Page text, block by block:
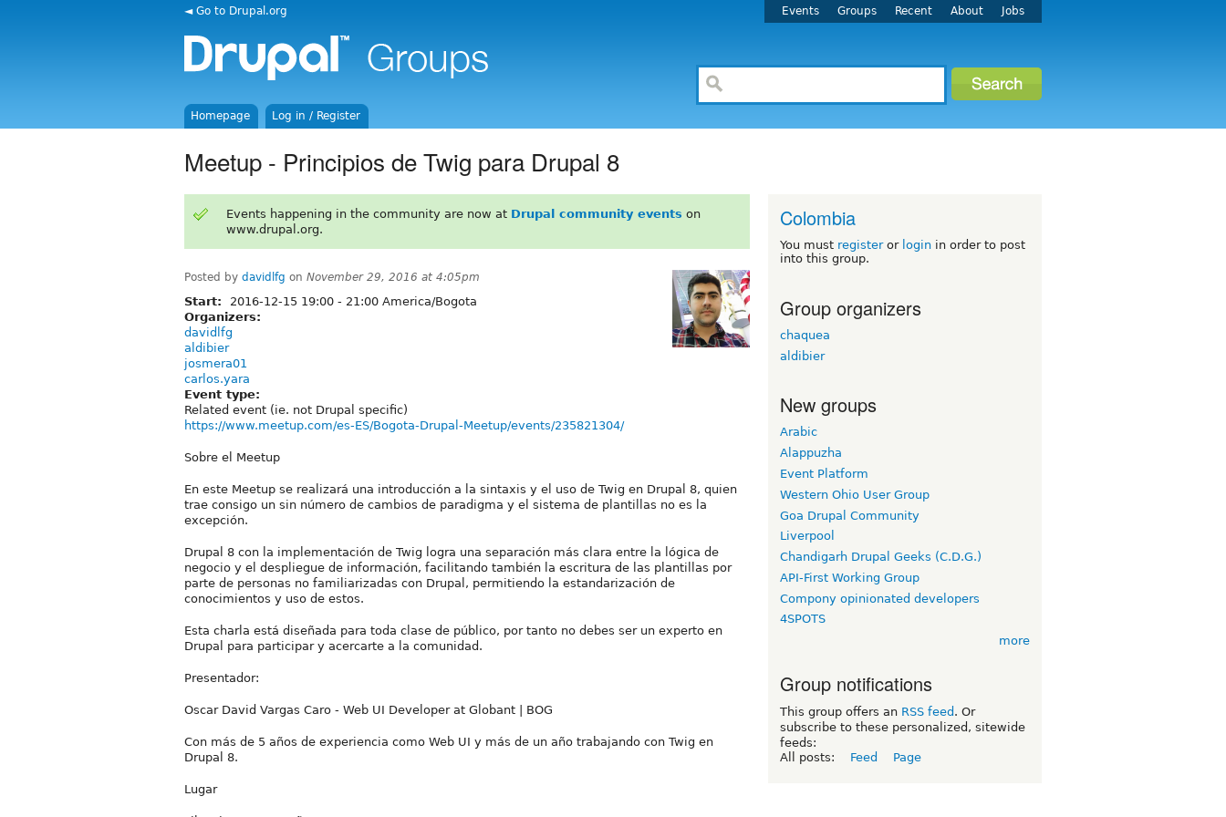
◄ Go to Drupal.org Events Groups Recent About Jobs
Homepage Log in / Register
Meetup - Principios de Twig para Drupal 8
Events happening in the community are now at Drupal community events on
www.drupal.org.
Posted by davidlfg on November 29, 2016 at 4:05pm
Start: 2016-12-15 19:00 - 21:00 America/Bogota
Organizers:
davidlfg
aldibier
josmera01
carlos.yara
Event type:
Related event (ie. not Drupal specific)
https://www.meetup.com/es-ES/Bogota-Drupal-Meetup/events/235821304/
Sobre el Meetup
En este Meetup se realizará una introducción a la sintaxis y el uso de Twig en Drupal 8, quien
trae consigo un sin número de cambios de paradigma y el sistema de plantillas no es la
excepción.
Drupal 8 con la implementación de Twig logra una separación más clara entre la lógica de
negocio y el despliegue de información, facilitando también la escritura de las plantillas por
parte de personas no familiarizadas con Drupal, permitiendo la estandarización de
conocimientos y uso de estos.
Esta charla está diseñada para toda clase de público, por tanto no debes ser un experto en
Drupal para participar y acercarte a la comunidad.
Presentador:
Oscar David Vargas Caro - Web UI Developer at Globant | BOG
Con más de 5 años de experiencia como Web UI y más de un año trabajando con Twig en
Drupal 8.
Lugar
Colombia
You must registeror login in order to post
into this group.
Group organizers
chaquea
aldibier
New groups
Arabic
Alappuzha
Event Platform
Western Ohio User Group
Goa Drupal Community
Liverpool
Chandigarh Drupal Geeks (C.D.G.)
API-First Working Group
Compony opinionated developers
4SPOTS
more
Group notifications
This group offers an RSS feed . Or
subscribe to these personalized, sitewide
feeds:
All posts:
Feed Page